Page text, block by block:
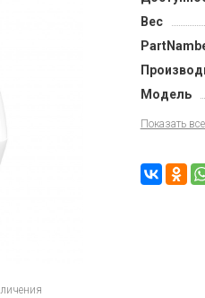
Вес
Модель
Показать